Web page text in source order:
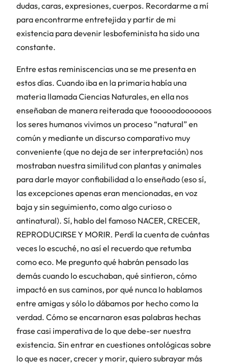
dudas, caras, expresiones, cuerpos. Recordarme a mí
para encontrarme entretejida y partir de mi
existencia para devenir lesbofeminista ha sido una
constante.
Entre estas reminiscencias una se me presenta en
estos días. Cuando iba en la primaria había una
materia llamada Ciencias Naturales, en ella nos
enseñaban de manera reiterada que tooooodoooooos
los seres humanos vivimos un proceso “natural” en
común y mediante un discurso comparativo muy
conveniente (que no deja de ser interpretación) nos
mostraban nuestra similitud con plantas y animales
para darle mayor confiabilidad a lo enseñado (eso sí,
las excepciones apenas eran mencionadas, en voz
baja y sin seguimiento, como algo curioso o
antinatural). Sí, hablo del famoso NACER, CRECER,
REPRODUCIRSE Y MORIR. Perdí la cuenta de cuántas
veces lo escuché, no así el recuerdo que retumba
como eco. Me pregunto qué habrán pensado las
demás cuando lo escuchaban, qué sintieron, cómo
impactó en sus caminos, por qué nunca lo hablamos
entre amigas y sólo lo dábamos por hecho como la
verdad. Cómo se encarnaron esas palabras hechas
frase casi imperativa de lo que debe-ser nuestra
existencia. Sin entrar en cuestiones ontológicas sobre
lo que es nacer, crecer y morir, quiero subrayar más